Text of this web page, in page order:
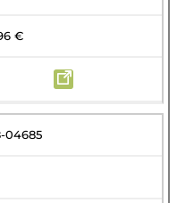
€
04685